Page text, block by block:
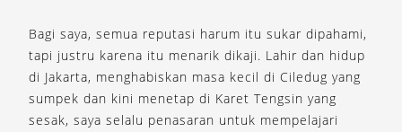
Bagi saya, semua reputasi harum itu sukar dipahami,
tapi justru karena itu menarik dikaji. Lahir dan hidup
di Jakarta, menghabiskan masa kecil di Ciledug yang
sumpek dan kini menetap di Karet Tengsin yang
sesak, saya selalu penasaran untuk mempelajari